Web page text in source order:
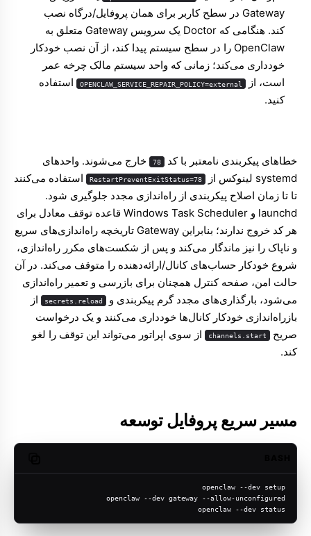
Gateway در سطح کاربر برای همان پروفایل/درگاه نصب
کند. هنگامی که Doctor یک سرویس Gateway متعلق به
OpenClaw را در سطح سیستم پیدا کند، از آن نصب خودکار
خودداری می‌کند؛ زمانی که واحد سیستم مالک چرخه عمر
است، از
OPENCLAW_SERVICE_REPAIR_POLICY=external استفاده
کنید.
خطاهای پیکربندی نامعتبر با کد 78 خارج می‌شوند. واحدهای
systemd لینوکس از
RestartPreventExitStatus=78 استفاده می‌کنند
تا تا زمان اصلاح پیکربندی از راه‌اندازی مجدد جلوگیری شود.
launchd و Windows Task Scheduler قاعده توقف معادل برای
هر کد خروج ندارند؛ بنابراین Gateway تاریخچه راه‌اندازی‌های سریع
و ناپاک را نیز ماندگار می‌کند و پس از شکست‌های مکرر راه‌اندازی،
شروع خودکار حساب‌های کانال/ارائه‌دهنده را متوقف می‌کند. در آن
حالت امن، صفحه کنترل همچنان برای بازرسی و تعمیر راه‌اندازی
می‌شود، بارگذاری‌های مجدد گرم پیکربندی و
secrets.reload از
بازراه‌اندازی خودکار کانال‌ها خودداری می‌کنند و یک درخواست
صریح
channels.start از سوی اپراتور می‌تواند این توقف را لغو
کند.
مسیر سریع پروفایل توسعه
openclaw --dev setup
openclaw --dev gateway --allow-unconfigured
openclaw --dev status